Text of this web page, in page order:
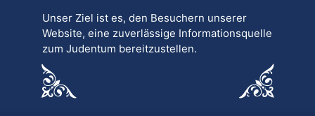
Unser Ziel ist es, den Besuchern unserer
Website, eine zuverlässige Informationsquelle
zum Judentum bereitzustellen.